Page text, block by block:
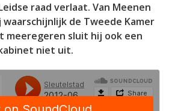
raad verlaat. Van Meenen
de Tweede Kamer
meeregeren sluit hij ook een
niet uit.